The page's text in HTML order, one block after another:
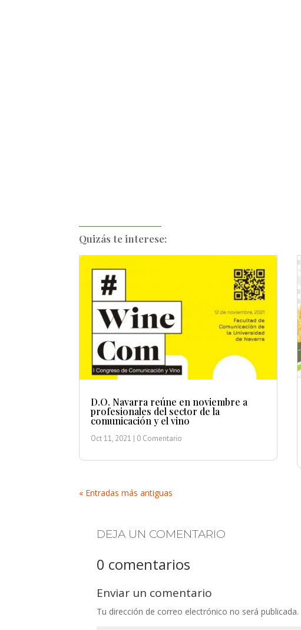
Quizás te interese:
D.O. Navarra reúne en noviembre a
profesionales del sector de la
comunicación y el vino
Oct 11, 2021 | 0 Comentario
« Entradas más antiguas
DEJA UN COMENTARIO
0 comentarios
Enviar un comentario
Tu dirección de correo electrónico no será publicada.